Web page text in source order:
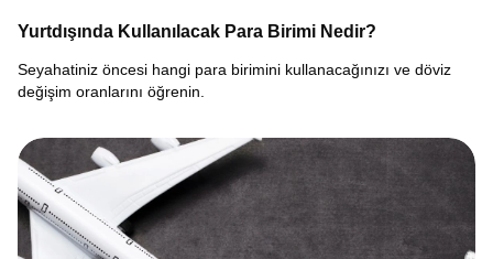
Yurtdışında Kullanılacak Para Birimi Nedir?
Seyahatiniz öncesi hangi para birimini kullanacağınızı ve döviz
değişim oranlarını öğrenin.